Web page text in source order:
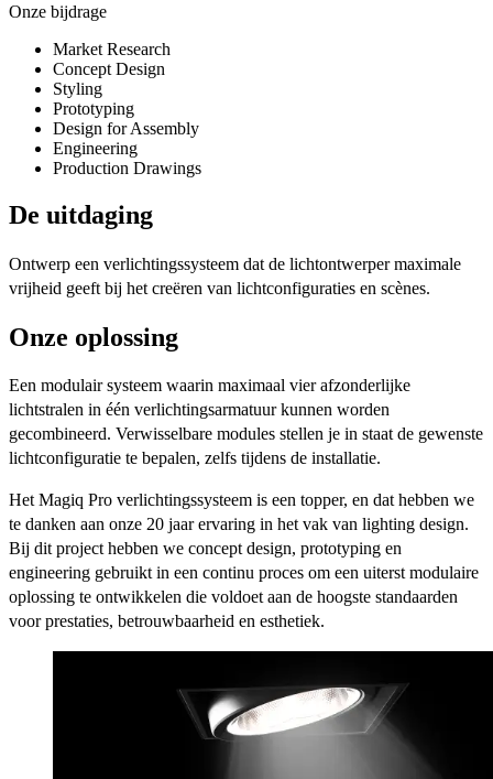
Onze bijdrage
Market Research
Concept Design
Styling
Prototyping
Design for Assembly
Engineering
Production Drawings
De uitdaging
Ontwerp een verlichtingssysteem dat de lichtontwerper maximale
vrijheid geeft bij het creëren van lichtconfiguraties en scènes.
Onze oplossing
Een modulair systeem waarin maximaal vier afzonderlijke
lichtstralen in één verlichtingsarmatuur kunnen worden
gecombineerd. Verwisselbare modules stellen je in staat de gewenste
lichtconfiguratie te bepalen, zelfs tijdens de installatie.
Het Magiq Pro verlichtingssysteem is een topper, en dat hebben we
te danken aan onze 20 jaar ervaring in het vak van lighting design.
Bij dit project hebben we concept design, prototyping en
engineering gebruikt in een continu proces om een uiterst modulaire
oplossing te ontwikkelen die voldoet aan de hoogste standaarden
voor prestaties, betrouwbaarheid en esthetiek.